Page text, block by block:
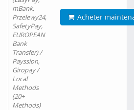
mBank,
Przelewy24,
SafetyPay,
EUROPEAN
Bank
Transfer) /
Payssion,
Giropay /
Local
Methods
(20+
Methods)
Acheter